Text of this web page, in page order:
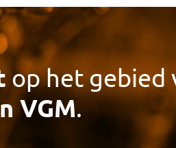
op het gebied
VGM.